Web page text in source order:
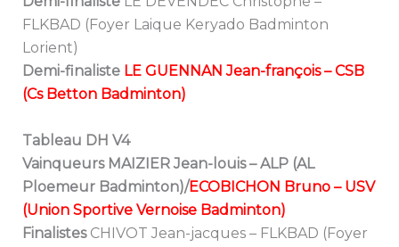
FLKBAD (Foyer Laique Keryado Badminton
Lorient)
Demi-finaliste LE GUENNAN Jean-françois – CSB
(Cs Betton Badminton)
Tableau DH V4
Vainqueurs MAIZIER Jean-louis – ALP (AL
Ploemeur Badminton)/ECOBICHON Bruno – USV
(Union Sportive Vernoise Badminton)
FinalistesCHIVOT Jean-jacques – FLKBAD (Foyer